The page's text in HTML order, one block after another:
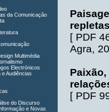
da Comunicação
Multimédia
Electrónicos
e Audiências
do Discurso
e Novas
[ PDF
Agra,
[ PDF